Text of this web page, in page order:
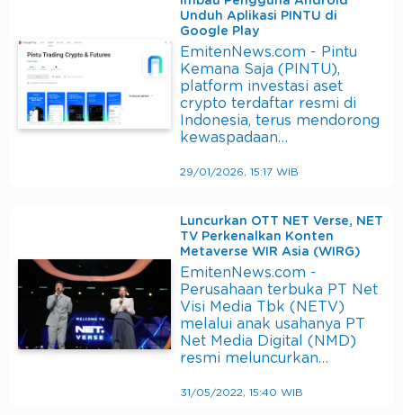
Unduh Aplikasi PINTU di
Google Play
EmitenNews.com - Pintu
Kemana Saja (PINTU),
platform investasi aset
crypto terdaftar resmi di
Indonesia, terus mendorong
kewaspadaan…
29/01/2026, 15:17 WIB
Luncurkan OTT NET Verse, NET
TV Perkenalkan Konten
Metaverse WIR Asia (WIRG)
EmitenNews.com -
Perusahaan terbuka PT Net
Visi Media Tbk (NETV)
melalui anak usahanya PT
Net Media Digital (NMD)
resmi meluncurkan…
31/05/2022, 15:40 WIB